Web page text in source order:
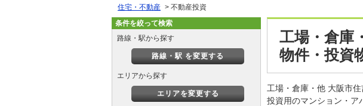
住宅・不動産 > 不動産投資
工場・倉庫
物件・投資
工場・倉庫・他 大阪市
投資用のマンション・ア
条件を絞って検索
路線・駅から探す
路線・駅 を変更する
エリアから探す
エリアを変更する